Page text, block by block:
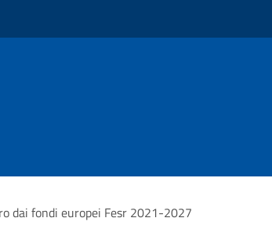
dai fondi europei Fesr 2021-2027